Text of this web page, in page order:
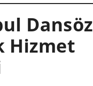
Dansöz
Hizmet